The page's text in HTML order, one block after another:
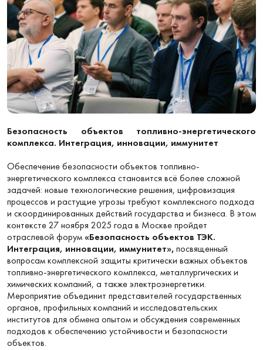
Безопасность объектов топливно-энергетического
комплекса. Интеграция, инновации, иммунитет
Обеспечение безопасности объектов топливно-
энергетического комплекса становится всё более сложной
задачей: новые технологические решения, цифровизация
процессов и растущие угрозы требуют комплексного подхода
и скоординированных действий государства и бизнеса. В этом
контексте 27 ноября 2025 года в Москве пройдет
отраслевой форум«Безопасность объектов ТЭК.
Интеграция, инновации, иммунитет»,посвященный
вопросам комплексной защиты критически важных объектов
топливно-энергетического комплекса, металлургических и
химических компаний, а также электроэнергетики.
Мероприятие объединит представителей государственных
органов, профильных компаний и исследовательских
институтов для обмена опытом и обсуждения современных
подходов к обеспечению устойчивости и безопасности
объектов.